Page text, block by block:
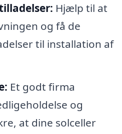
Hjælp til at
og få de
til installation af
Et godt firma
og
at dine solceller